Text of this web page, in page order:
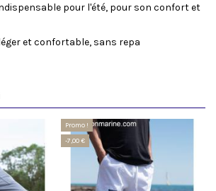
pour l'été, pour son confort et
et confortable, sans repa
Promo !
-7,00 €